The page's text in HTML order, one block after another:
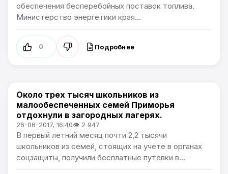
обеспечения бесперебойных поставок топлива.
Министерство энергетики края...
0 Подробнее
Новости Приморского края
Около трех тысяч школьников из
малообеспеченных семей Приморья
отдохнули в загородных лагерях.
26-06-2017, 16:40👁 2 947
В первый летний месяц почти 2,2 тысячи
школьников из семей, стоящих на учете в органах
соцзащиты, получили бесплатные путевки в...